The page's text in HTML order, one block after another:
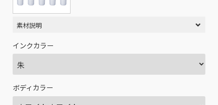
素材説明
インクカラー
ボディカラー